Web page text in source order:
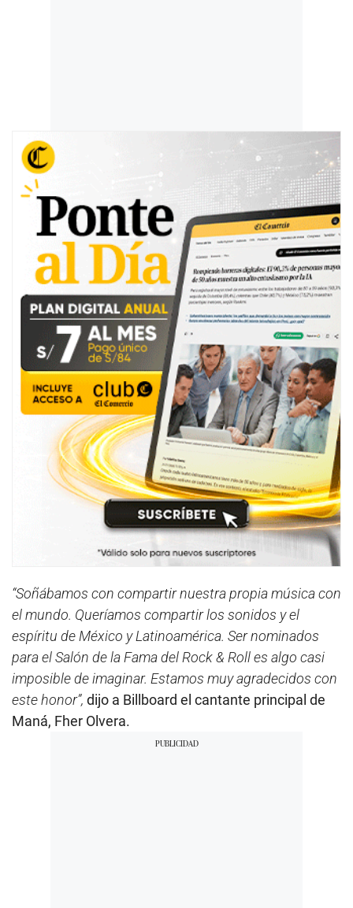
“Soñábamos con compartir nuestra propia música con
el mundo. Queríamos compartir los sonidos y el
espíritu de México y Latinoamérica. Ser nominados
para el Salón de la Fama del Rock & Roll es algo casi
imposible de imaginar. Estamos muy agradecidos con
este honor”, dijo a Billboard el cantante principal de
Maná, Fher Olvera.